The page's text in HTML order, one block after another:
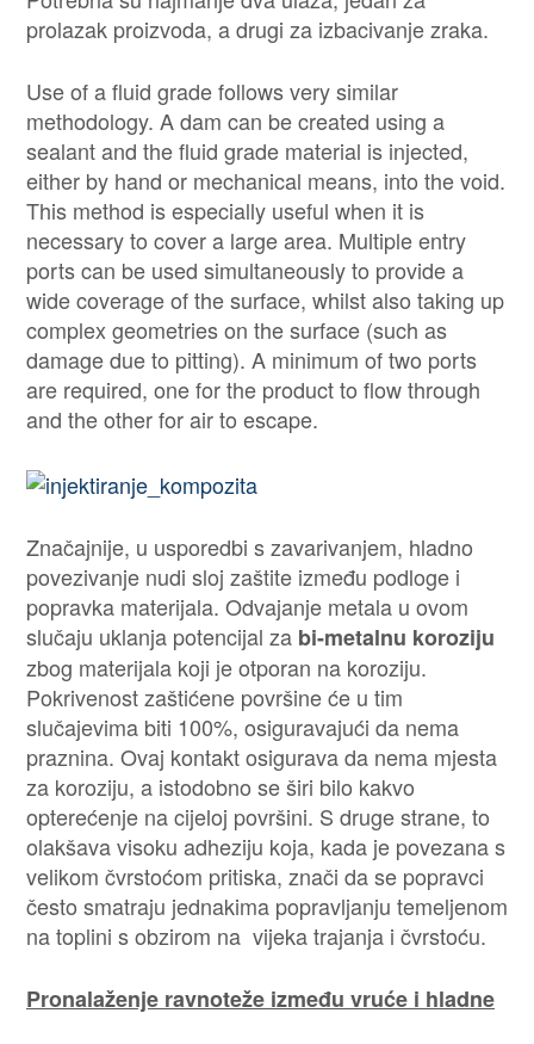
prolazak proizvoda, a drugi za izbacivanje zraka.
Use of a fluid grade follows very similar
methodology. A dam can be created using a
sealant and the fluid grade material is injected,
either by hand or mechanical means, into the void.
This method is especially useful when it is
necessary to cover a large area. Multiple entry
ports can be used simultaneously to provide a
wide coverage of the surface, whilst also taking up
complex geometries on the surface (such as
damage due to pitting). A minimum of two ports
are required, one for the product to flow through
and the other for air to escape.
Značajnije, u usporedbi s zavarivanjem, hladno
povezivanje nudi sloj zaštite između podloge i
popravka materijala. Odvajanje metala u ovom
slučaju uklanja potencijal za bi-metalnu koroziju
zbog materijala koji je otporan na koroziju.
Pokrivenost zaštićene površine će u tim
slučajevima biti 100%, osiguravajući da nema
praznina. Ovaj kontakt osigurava da nema mjesta
za koroziju, a istodobno se širi bilo kakvo
opterećenje na cijeloj površini. S druge strane, to
olakšava visoku adheziju koja, kada je povezana s
velikom čvrstoćom pritiska, znači da se popravci
često smatraju jednakima popravljanju temeljenom
na toplini s obzirom na vijeka trajanja i čvrstoću.
Pronalaženje ravnoteže između vruće i hladne